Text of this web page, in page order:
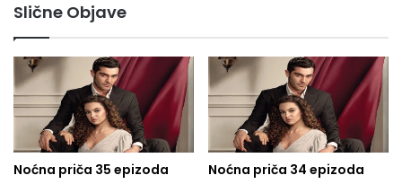
Slične Objave
Noćna priča 35 epizoda Noćna priča 34 epizoda